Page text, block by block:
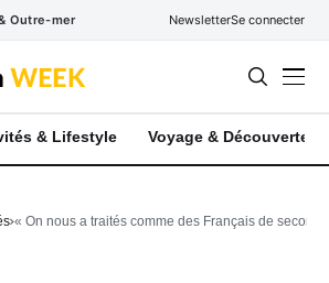
Outre-mer NewsletterSe connecter
& Lifestyle Voyage & Découverte
« On nous a traités comme des Français de